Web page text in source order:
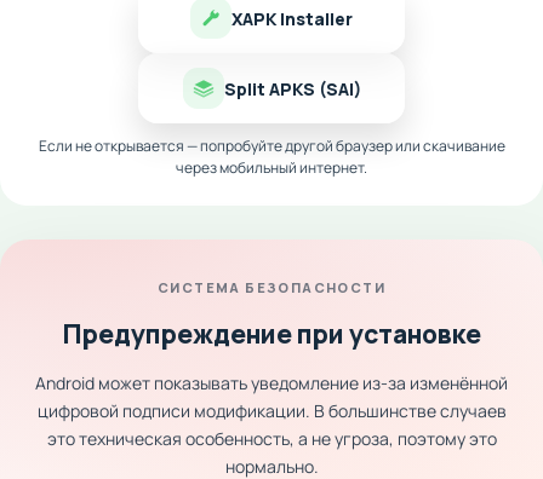
XAPK Installer
Split APKS (SAI)
Если не открывается — попробуйте другой браузер или скачивание
через мобильный интернет.
СИСТЕМА БЕЗОПАСНОСТИ
Предупреждение при установке
Android может показывать уведомление из-за изменённой
цифровой подписи модификации. В большинстве случаев
это техническая особенность, а не угроза, поэтому это
нормально.